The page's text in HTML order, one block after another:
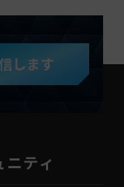
します
ニティ